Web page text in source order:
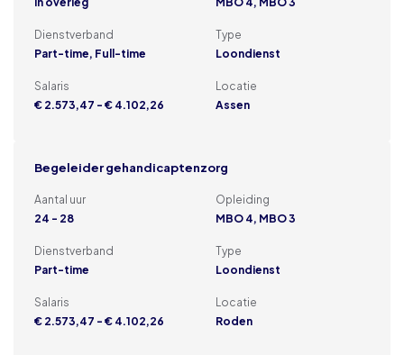
Dienstverband
Part-time, Full-time
Type
Loondienst
Salaris
€ 2.573,47 - € 4.102,26
Locatie
Assen
Begeleider gehandicaptenzorg
Aantal uur
24 - 28
Opleiding
MBO 4, MBO 3
Dienstverband
Part-time
Type
Loondienst
Salaris
€ 2.573,47 - € 4.102,26
Locatie
Roden